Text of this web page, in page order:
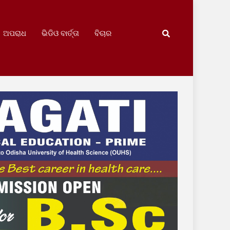
ଅପରାଧ ଭିଡିଓ ବାର୍ତ୍ତା ବିଚାର